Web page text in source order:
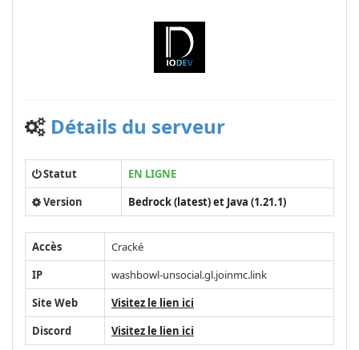
Détails du serveur
Statut
EN LIGNE
Version
Bedrock (latest) et Java (1.21.1)
Accès
Cracké
IP
washbowl-unsocial.gl.joinmc.link
Site Web
Visitez le lien ici
Discord
Visitez le lien ici